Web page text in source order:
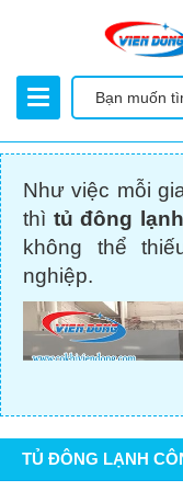
Như việc mỗi
thì tủ đông
không thể
nghiệp.
TỦ ĐÔNG LẠNH